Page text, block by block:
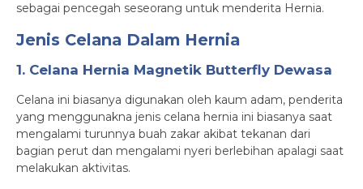
sebagai pencegah seseorang untuk menderita Hernia.
Jenis Celana Dalam Hernia
1. Celana Hernia Magnetik Butterfly Dewasa
Celana ini biasanya digunakan oleh kaum adam, penderita
yang menggunakna jenis celana hernia ini biasanya saat
mengalami turunnya buah zakar akibat tekanan dari
bagian perut dan mengalami nyeri berlebihan apalagi saat
melakukan aktivitas.